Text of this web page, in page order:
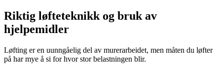
Riktig løfteteknikk og bruk av
hjelpemidler
Løfting er en uunngåelig del av murerarbeidet, men måten du løfter
på har mye å si for hvor stor belastningen blir.